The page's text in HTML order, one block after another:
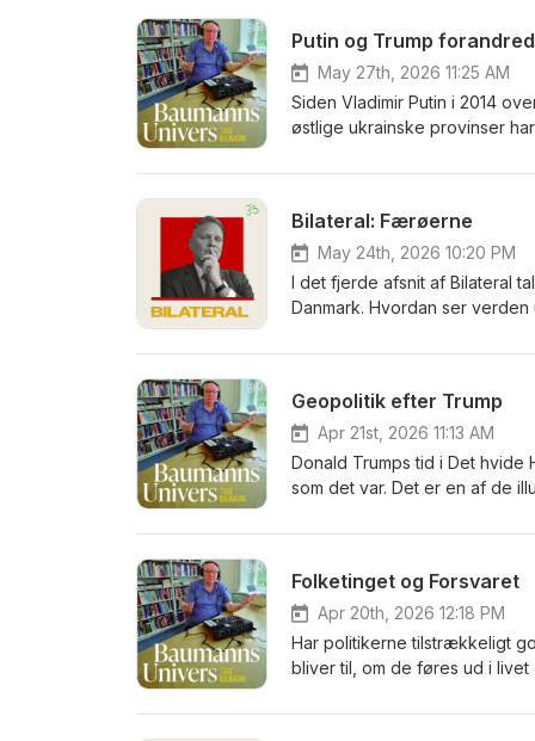
Putin og Trump
May 27th, 2026 11:25 AM
Siden Vladimir Putin i 2014
østlige ukrainske provinser
præsident. Og en række
og forsvarspolitiske
måder at arbejde på. Det taler
om, for i de seneste 11 år har
hendes direktørtid. Forude
Bilateral: Færøerne
May 24th, 2026 10:20 PM
I det fjerde afsnit af Bilateral
Danmark. Hvordan ser
på lige fod med Danmark?
gennem samtaler med
espressoindkog af Danmarks
og kultur giver Bilateral dig
Geopolitik efter Trump
Apr 21st, 2026 11:13 AM
Donald Trumps tid i Det
som det var. Det er en af de
ændrer sig – ikke kun på
Baumanns Univers. Han
har han lige udgivet bogen
Folketinget og Forsvaret
Apr 20th, 2026 12:18 PM
Har politikerne tilstrækkeligt
bliver til, om de føres ud i
kan gøres bedre. De tre